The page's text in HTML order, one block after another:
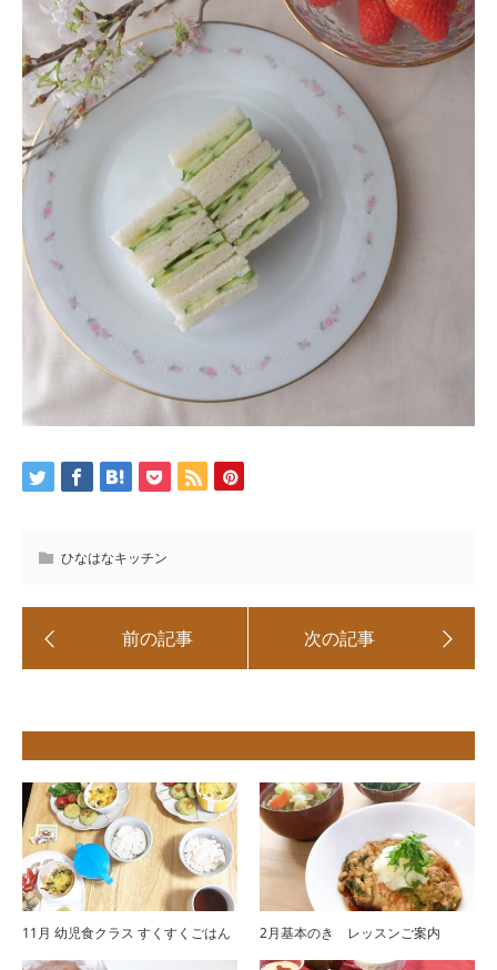
ひなはなキッチン
11月 幼児食クラス すくすくごはん 2月基本のき レッスンご案内